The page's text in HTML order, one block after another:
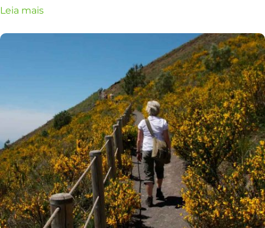
Leia mais